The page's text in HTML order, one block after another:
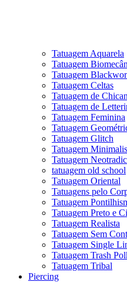
Tatuagem Aquarela
Tatuagem
Tatuagem
Tatuagem Celtas
Tatuagem de
Tatuagem de
Tatuagem Feminina
Tatuagem
Tatuagem Glitch
Tatuagem
Tatuagem
tatuagem old school
Tatuagem Oriental
Tatuagens pelo
Tatuagem
Tatuagem Preto e
Tatuagem Realista
Tatuagem Sem
Tatuagem Single
Tatuagem Trash
Tatuagem Tribal
Piercing